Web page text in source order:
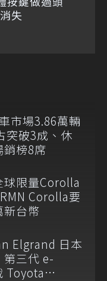
失
市場3.86萬輛
突破3成、休
銷榜8席
球限量Corolla
Corolla要
新台幣
Elgrand 日本
三代 e-
Toyota